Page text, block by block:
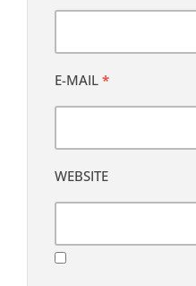
E-MAIL *
WEBSITE